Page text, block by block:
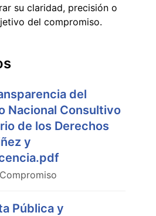
su claridad, precisión o
del compromiso.
del
Nacional Consultivo
de los Derechos
y
Pública y